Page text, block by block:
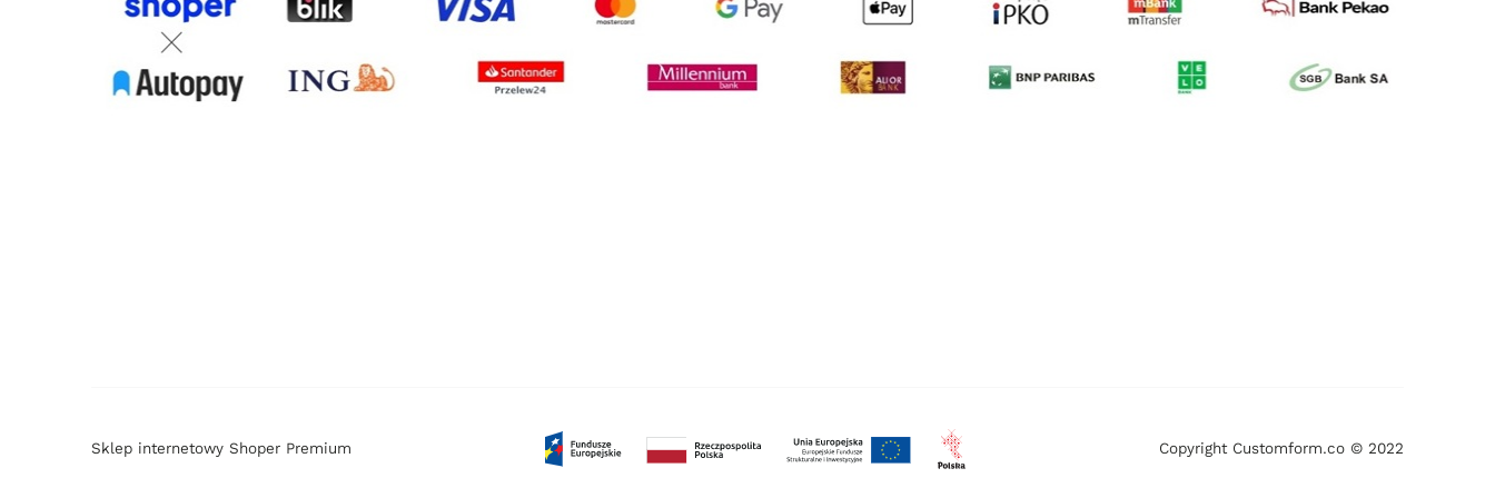
Sklep internetowy Shoper Premium Copyright Customform.co © 2022